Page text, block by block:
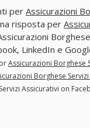
per Assicurazioni
risposta per
LinkedIn e
Assicurazioni Borghese
Borghese
Assicurativi on